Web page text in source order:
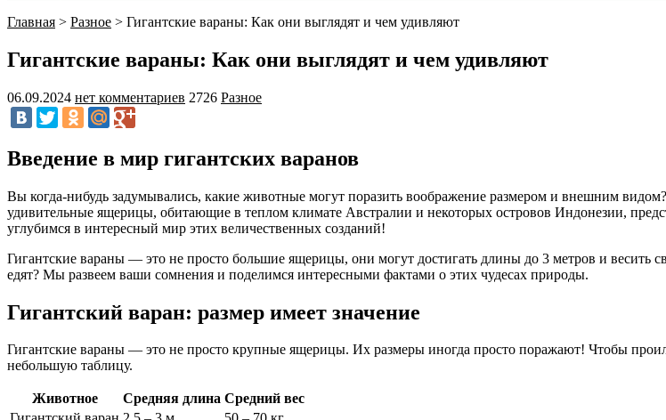
Главная > Разное > Гигантские вараны: Как они выглядят и чем удивляют
Гигантские вараны: Как они выглядят и чем удивляют
06.09.2024 нет комментариев 2726 Разное
Введение в мир гигантских варанов
Вы когда-нибудь задумывались, какие животные могут поразить воображение размером и внешним
удивительные ящерицы, обитающие в теплом климате Австралии и некоторых островов Индонезии,
углубимся в интересный мир этих величественных созданий!
Гигантские вараны — это не просто большие ящерицы, они могут достигать длины до 3 метров и
едят? Мы развеем ваши сомнения и поделимся интересными фактами о этих чудесах природы.
Гигантский варан: размер имеет значение
Гигантские вараны — это не просто крупные ящерицы. Их размеры иногда просто поражают! Чтобы
небольшую таблицу.
Животное Средняя длина Средний вес